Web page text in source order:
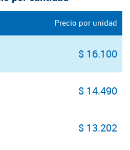
Precio por unidad
$ 16.100
$ 14.490
$ 13.202